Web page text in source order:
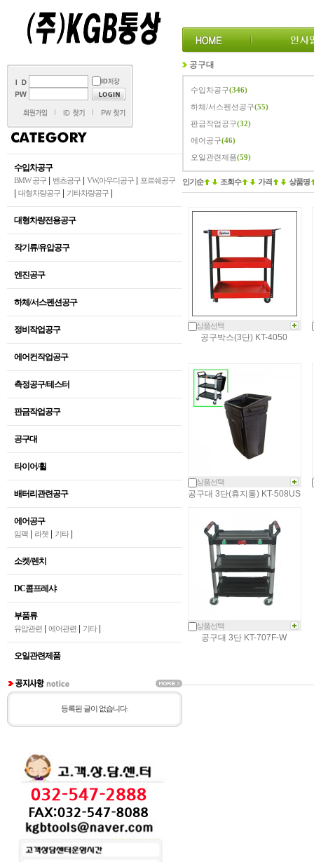
수입차공구
BMW 공구 벤츠공구 VW,아우디공구 포르쉐공구
대형차량공구 기타차량공구
대형차량전용공구
작기류/유압공구
엔진공구
하체/서스펜션공구
정비작업공구
에어컨작업공구
측정공구/테스터
판금작업공구
공구대
타이어/휠
배터리관련공구
에어공구
임팩 라쳇 기타|
소켓/렌치
DC콤프레샤
부품류
유압관련 에어관련 기타|
오일관련제품
등록된 글이 없습니다.
공구대
수입차공구(346)
하체/서스펜션공구(55)
판금작업공구(32)
에어공구(46)
오일관련제품(59)
인기순 조회수 가격 상품명
상품선택
공구박스(3단) KT-4050
상품선택
공구대 3단(휴지통) KT-508US
상품선택
공구대 3단 KT-707F-W